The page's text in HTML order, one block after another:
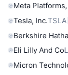
Meta
Tesla, Inc.TSLA
Berkshire
Eli Lilly And Co
Micron